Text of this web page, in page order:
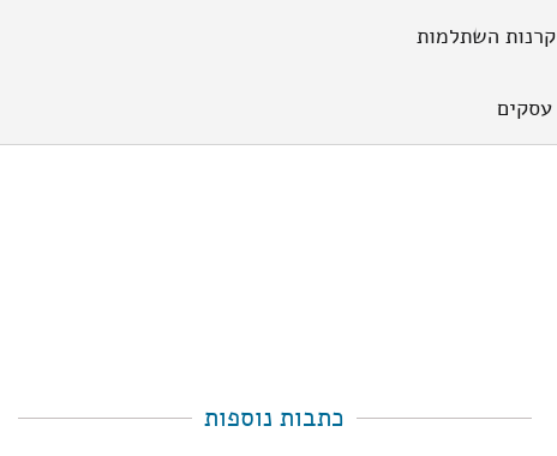
קרנות השתלמות
עסקים
כתבות נוספות